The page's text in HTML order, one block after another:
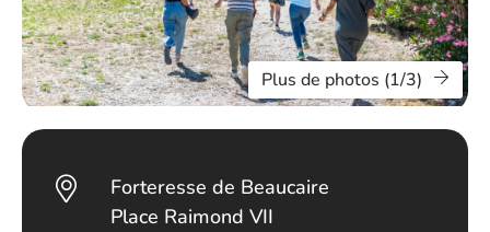
Plus de photos (1/3)
Forteresse de Beaucaire
Place Raimond VII